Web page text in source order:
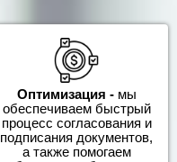
Оптимизация - мы
обеспечиваем быстрый
процесс согласования и
подписания документов,
а также помогаем